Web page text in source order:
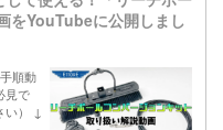
をYouTubeに公開しまし
順動
見で
い） ↓